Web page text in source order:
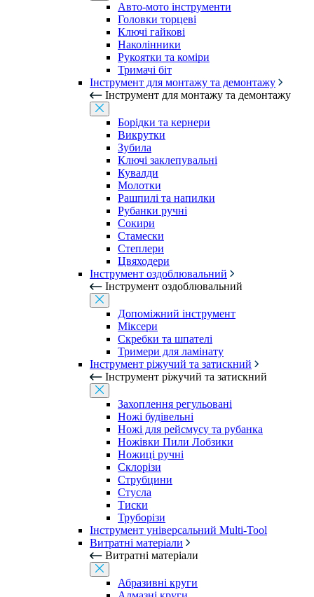
Авто-мото інструменти
Головки торцеві
Ключі гайкові
Наколінники
Рукоятки та коміри
Тримачі біт
Інструмент для монтажу та демонтажу
Інструмент для монтажу та демонтажу
Борідки та кернери
Викрутки
Зубила
Ключі заклепувальні
Кувалди
Молотки
Рашпилі та напилки
Рубанки ручні
Сокири
Стамески
Степлери
Цвяходери
Інструмент оздоблювальний
Інструмент оздоблювальний
Допоміжний інструмент
Міксери
Скребки та шпателі
Тримери для ламінату
Інструмент ріжучий та затискний
Інструмент ріжучий та затискний
Захоплення регульовані
Ножі будівельні
Ножі для рейсмусу та рубанка
Ножівки Пили Лобзики
Ножиці ручні
Склорізи
Струбцини
Стусла
Тиски
Труборізи
Інструмент універсальний Multi-Tool
Витратні матеріали
Витратні матеріали
Абразивні круги